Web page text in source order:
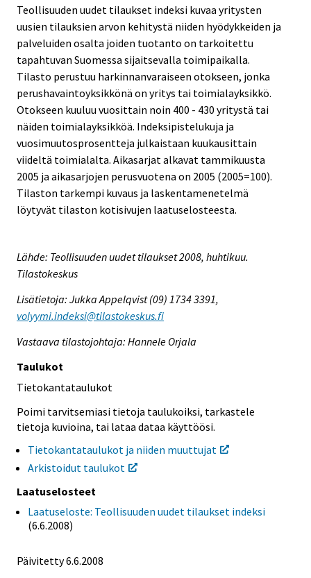
Teollisuuden uudet tilaukset indeksi kuvaa yritysten
uusien tilauksien arvon kehitystä niiden hyödykkeiden ja
palveluiden osalta joiden tuotanto on tarkoitettu
tapahtuvan Suomessa sijaitsevalla toimipaikalla.
Tilasto perustuu harkinnanvaraiseen otokseen, jonka
perushavaintoyksikkönä on yritys tai toimialayksikkö.
Otokseen kuuluu vuosittain noin 400 - 430 yritystä tai
näiden toimialayksikköä. Indeksipistelukuja ja
vuosimuutosprosentteja julkaistaan kuukausittain
viideltä toimialalta. Aikasarjat alkavat tammikuusta
2005 ja aikasarjojen perusvuotena on 2005 (2005=100).
Tilaston tarkempi kuvaus ja laskentamenetelmä
löytyvät tilaston kotisivujen laatuselosteesta.
Lähde: Teollisuuden uudet tilaukset 2008, huhtikuu.
Tilastokeskus
Lisätietoja: Jukka Appelqvist (09) 1734 3391,
volyymi.indeksi@tilastokeskus.fi
Vastaava tilastojohtaja: Hannele Orjala
Taulukot
Tietokantataulukot
Poimi tarvitsemiasi tietoja taulukoiksi, tarkastele
tietoja kuvioina, tai lataa dataa käyttöösi.
Tietokantataulukot ja niiden muuttujat
Arkistoidut taulukot
Laatuselosteet
Laatuseloste: Teollisuuden uudet tilaukset indeksi
(6.6.2008)
Päivitetty 6.6.2008